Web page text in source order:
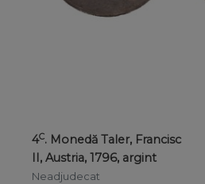
4C. Monedă Taler, Francisc
II, Austria, 1796, argint
Neadjudecat